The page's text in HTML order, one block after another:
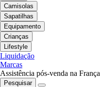
Camisolas
Sapatilhas
Equipamento
Crianças
Lifestyle
Liquidação
Marcas
Assistência pós-venda na França
Pesquisar